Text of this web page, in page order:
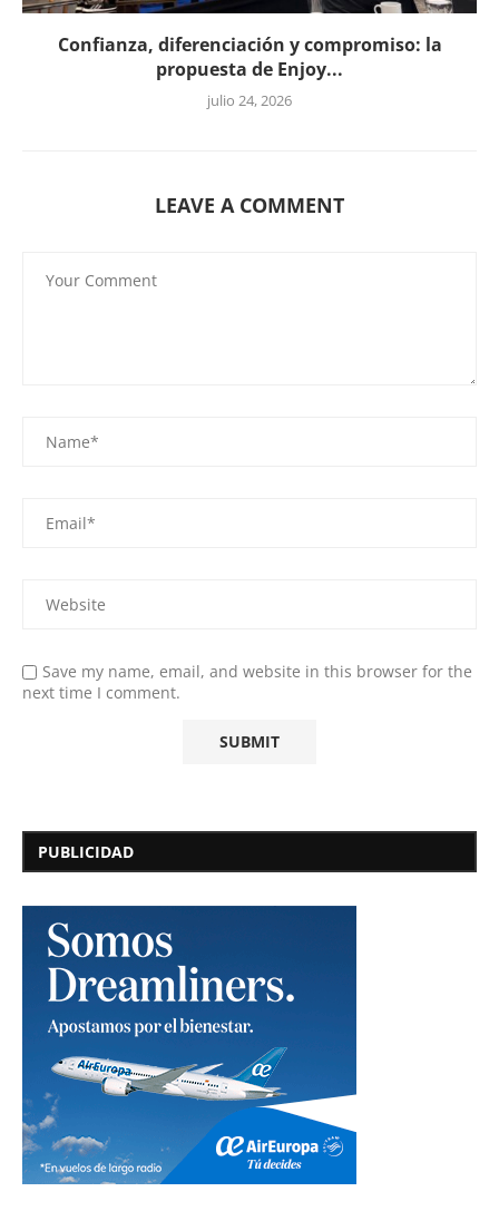
Confianza, diferenciación y compromiso: la
propuesta de Enjoy...
julio 24, 2026
LEAVE A COMMENT
Save my name, email, and website in this browser for the
next time I comment.
PUBLICIDAD